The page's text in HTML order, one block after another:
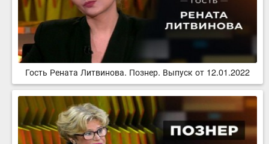
Гость Рената Литвинова. Познер. Выпуск от 12.01.2022